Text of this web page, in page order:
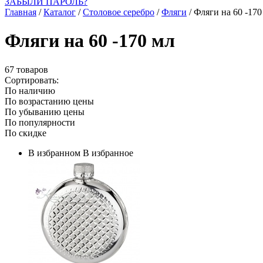
Главная /Каталог /Столовое серебро /Фляги /Фляги на 60 -
Фляги на 60 -170 мл
67 товаров
Сортировать:
По наличию
По возрастанию цены
По убыванию цены
По популярности
По скидке
В избранном В избранное